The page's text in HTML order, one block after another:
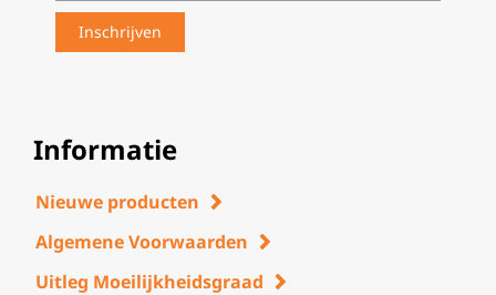
Informatie
Nieuwe producten
Algemene Voorwaarden
Uitleg Moeilijkheidsgraad